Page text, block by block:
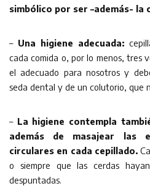
simbólico por ser –además- la
– Una higiene adecuada:
cada comida o, por lo menos, tres
el adecuado para nosotros y
seda dental y de un colutorio, que
– La higiene contempla
además de masajear las
circulares en cada cepillado.
o siempre que las cerdas
despuntadas.